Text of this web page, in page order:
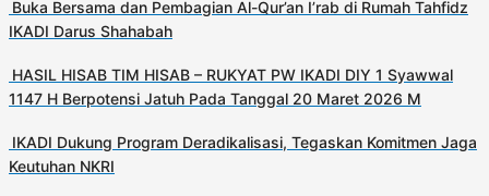
Buka Bersama dan Pembagian Al-Qur’an I’rab di Rumah Tahfidz
IKADI Darus Shahabah
HASIL HISAB TIM HISAB – RUKYAT PW IKADI DIY 1 Syawwal
1147 H Berpotensi Jatuh Pada Tanggal 20 Maret 2026 M
IKADI Dukung Program Deradikalisasi, Tegaskan Komitmen Jaga
Keutuhan NKRI